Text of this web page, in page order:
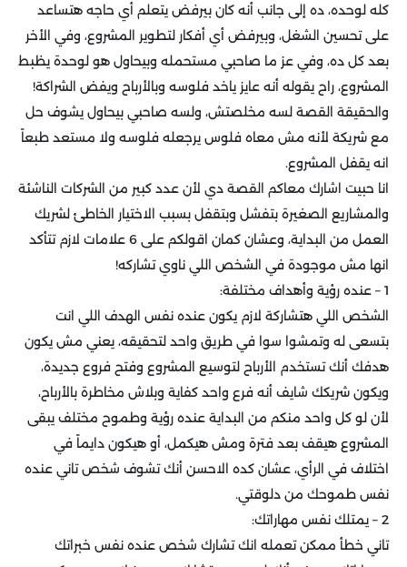
كله لوحده، ده إلى جانب أنه كان بيرفض يتعلم أي حاجه هتساعد
على تحسين الشغل، وبيرفض أي أفكار لتطوير المشروع، وفي الأخر
بعد كل ده، وفي عز ما صاحبي مستحمله وبيحاول هو لوحدة يظبط
المشروع، راح يقوله أنه عايز ياخد فلوسه وبالأرباح ويفض الشراكة!
والحقيقة القصة لسه مخلصتش، ولسه صاحبي بيحاول يشوف حل
مع شريكة لأنه مش معاه فلوس يرجعله فلوسه ولا مستعد طبعاً
انه يقفل المشروع.
انا حبيت اشارك معاكم القصة دي لأن عدد كبير من الشركات الناشئة
والمشاريع الصغيرة بتفشل وبتقفل بسبب الاختيار الخاطئ لشريك
العمل من البداية، وعشان كمان اقولكم على 6 علامات لازم تتأكد
انها مش موجودة في الشخص اللي ناوي تشاركه!
1 – عنده رؤية وأهداف مختلفة:
الشخص اللي هتشاركة لازم يكون عنده نفس الهدف اللي انت
بتسعى له وتمشوا سوا في طريق واحد لتحقيقه، يعني مش يكون
هدفك أنك تستخدم الأرباح لتوسيع المشروع وفتح فروع جديدة،
ويكون شريكك شايف أنه فرع واحد كفاية وبلاش مخاطرة بالأرباح،
لأن لو كل واحد منكم من البداية عنده رؤية وطموح مختلف يبقى
المشروع هيقف بعد فترة ومش هيكمل، أو هيكون دايماً في
اختلاف في الرأي، عشان كده الاحسن أنك تشوف شخص تاني عنده
نفس طموحك من دلوقتي.
2 – يمتلك نفس مهاراتك:
تاني خطأ ممكن تعمله انك تشارك شخص عنده نفس خبراتك